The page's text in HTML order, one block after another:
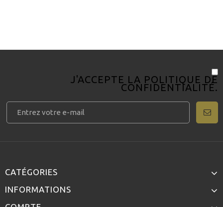
J'ACCEPTE LA POLITIQUE DE
CONFIDENTIALITÉ.
CATÉGORIES
INFORMATIONS